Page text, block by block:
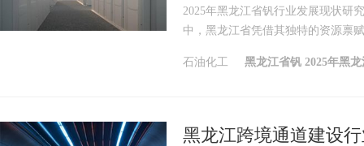
2025年黑龙江省钒行业发展现状研
中，黑龙江省凭借其独特的资源禀
石油化工 黑龙江省钒 2025年黑
黑龙江跨境通道建设